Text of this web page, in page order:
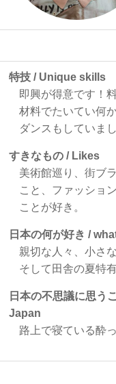
特技 / Unique skills
即興が得意です！
材料でたいてい何
ダンスもしていまし
すきなもの / Likes
美術館巡り、街ブ
こと、ファッショ
ことが好き。
日本の何が好き /
親切な人々、小さ
そして田舎の夏特
日本の不思議に思
Japan
路上で寝ている酔